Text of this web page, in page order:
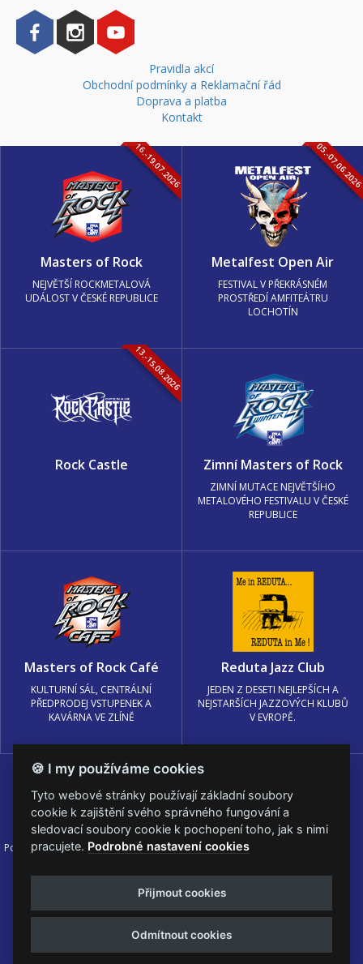
Pravidla akcí
Obchodní podmínky a Reklamační řád
Doprava a platba
Kontakt
16.-19.07.2026
Masters of Rock
NEJVĚTŠÍ ROCKMETALOVÁ
UDÁLOST V ČESKÉ REPUBLICE
05.-
Metalfest Open Air
FESTIVAL V PŘEKRÁSNÉM
PROSTŘEDÍ AMFITEÁTRU
LOCHOTÍN
13.-15.08.2026
Rock Castle Zimní Masters of Rock
ZIMNÍ MUTACE NEJVĚTŠÍHO
METALOVÉHO FESTIVALU V ČESKÉ
REPUBLICE
Masters of Rock Café
KULTURNÍ SÁL, CENTRÁLNÍ
PŘEDPRODEJ VSTUPENEK A
KAVÁRNA VE ZLÍNĚ
Reduta Jazz Club
JEDEN Z DESETI NEJLEPŠÍCH A
NEJSTARŠÍCH JAZZOVÝCH KLUBŮ
V EVROPĚ.
Podmínky užití 🍪 Změnit nastavení cookies.
© PRAGOKONCERT BOHEMIA, a.s.
Web s
k metalu vytvořila creatia.tech s.r.o. a
Viktor Eyermann
🍪 I my používáme cookies
Tyto webové stránky používají základní soubory
cookie k zajištění svého správného fungování a
sledovací soubory cookie k pochopení toho, jak s nimi
pracujete. Podrobné nastavení cookies
Přijmout cookies
Odmítnout cookies